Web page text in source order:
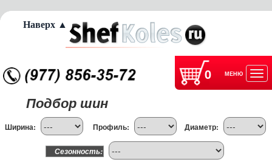
0 МЕНЮ
Подбор шин
Ширина: Профиль: Диаметр:
Сезонность:
Наверх ▲